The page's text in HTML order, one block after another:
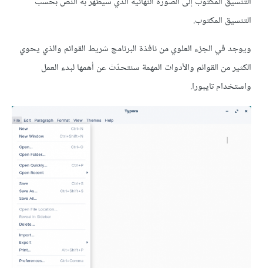
التنسيق المكتوب.
ويوجد في الجزء العلوي من نافذة البرنامج شريط القوائم والذي يحوي
الكثير من القوائم واﻷدوات المهمة سنتحدّث عن أهمها لبدء العمل
واستخدام تايبورا.